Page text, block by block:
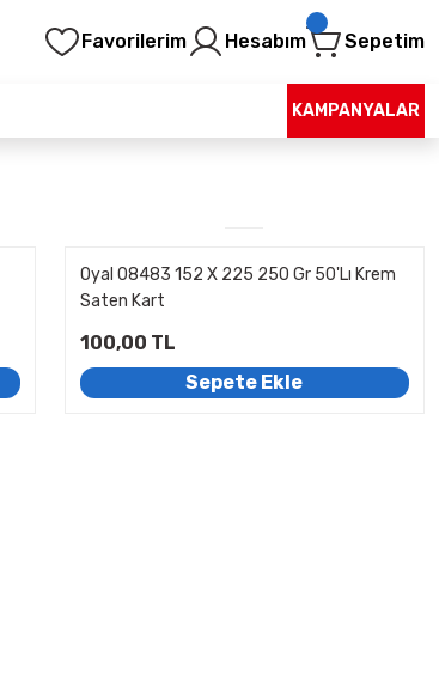
Favorilerim Hesabım Sepetim
KAMPANYALAR
Oyal 08483 152 X 225 250 Gr 50'Lı Krem
Saten Kart
100,00 TL
Sepete Ekle